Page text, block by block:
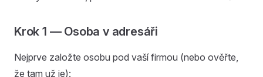
Krok 1 — Osoba v adresáři
Nejprve založte osobu pod vaší firmou (nebo ověřte,
že tam už je):